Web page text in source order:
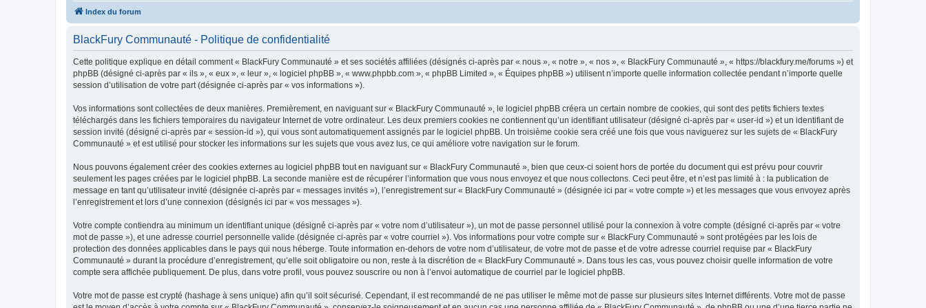
Index du forum
BlackFury Communauté - Politique de confidentialité
Cette politique explique en détail comment « BlackFury Communauté » et ses sociétés affiliées (désignés ci-après par « nous », « notre », « nos », « BlackFury Communauté », « https://blackfury.me/forums ») et
phpBB (désigné ci-après par « ils », « eux », « leur », « logiciel phpBB », « www.phpbb.com », « phpBB Limited », « Équipes phpBB ») utilisent n’importe quelle information collectée pendant n’importe quelle
session d’utilisation de votre part (désignée ci-après par « vos informations »).
Vos informations sont collectées de deux manières. Premièrement, en naviguant sur « BlackFury Communauté », le logiciel phpBB créera un certain nombre de cookies, qui sont des petits fichiers textes
téléchargés dans les fichiers temporaires du navigateur Internet de votre ordinateur. Les deux premiers cookies ne contiennent qu’un identifiant utilisateur (désigné ci-après par « user-id ») et un identifiant de
session invité (désigné ci-après par « session-id »), qui vous sont automatiquement assignés par le logiciel phpBB. Un troisième cookie sera créé une fois que vous naviguerez sur les sujets de « BlackFury
Communauté » et est utilisé pour stocker les informations sur les sujets que vous avez lus, ce qui améliore votre navigation sur le forum.
Nous pouvons également créer des cookies externes au logiciel phpBB tout en naviguant sur « BlackFury Communauté », bien que ceux-ci soient hors de portée du document qui est prévu pour couvrir
seulement les pages créées par le logiciel phpBB. La seconde manière est de récupérer l’information que vous nous envoyez et que nous collectons. Ceci peut être, et n’est pas limité à : la publication de
message en tant qu’utilisateur invité (désignée ci-après par « messages invités »), l’enregistrement sur « BlackFury Communauté » (désignée ici par « votre compte ») et les messages que vous envoyez après
l’enregistrement et lors d’une connexion (désignés ici par « vos messages »).
Votre compte contiendra au minimum un identifiant unique (désigné ci-après par « votre nom d’utilisateur »), un mot de passe personnel utilisé pour la connexion à votre compte (désigné ci-après par « votre
mot de passe »), et une adresse courriel personnelle valide (désignée ci-après par « votre courriel »). Vos informations pour votre compte sur « BlackFury Communauté » sont protégées par les lois de
protection des données applicables dans le pays qui nous héberge. Toute information en-dehors de votre nom d’utilisateur, de votre mot de passe et de votre adresse courriel requise par « BlackFury
Communauté » durant la procédure d’enregistrement, qu’elle soit obligatoire ou non, reste à la discrétion de « BlackFury Communauté ». Dans tous les cas, vous pouvez choisir quelle information de votre
compte sera affichée publiquement. De plus, dans votre profil, vous pouvez souscrire ou non à l’envoi automatique de courriel par le logiciel phpBB.
Votre mot de passe est crypté (hashage à sens unique) afin qu’il soit sécurisé. Cependant, il est recommandé de ne pas utiliser le même mot de passe sur plusieurs sites Internet différents. Votre mot de passe